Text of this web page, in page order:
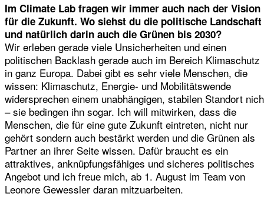
Im Climate Lab fragen wir immer auch nach der Vision
für die Zukunft. Wo siehst du die politische Landschaft
und natürlich darin auch die Grünen bis 2030?
Wir erleben gerade viele Unsicherheiten und einen
politischen Backlash gerade auch im Bereich Klimaschutz
in ganz Europa. Dabei gibt es sehr viele Menschen, die
wissen: Klimaschutz, Energie- und Mobilitätswende
widersprechen einem unabhängigen, stabilen Standort
– sie bedingen ihn sogar. Ich will mitwirken, dass die
Menschen, die für eine gute Zukunft eintreten, nicht nur
gehört sondern auch bestärkt werden und die Grünen als
Partner an ihrer Seite wissen. Dafür braucht es ein
attraktives, anknüpfungsfähiges und sicheres politisches
Angebot und ich freue mich, ab 1. August im Team von
Leonore Gewessler daran mitzuarbeiten.